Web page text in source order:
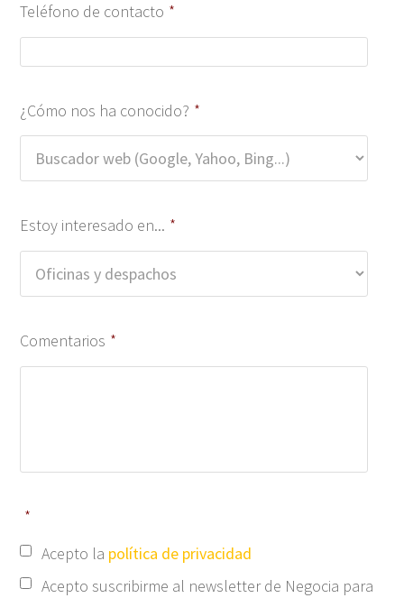
Teléfono de contacto *
¿Cómo nos ha conocido? *
Estoy interesado en... *
Comentarios *
*
Acepto la política de privacidad
Acepto suscribirme al newsletter de Negocia para